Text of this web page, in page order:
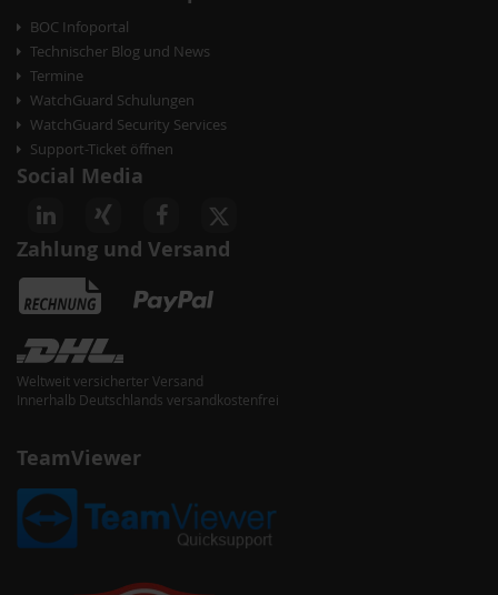
BOC Infoportal
Technischer Blog und News
Termine
WatchGuard Schulungen
WatchGuard Security Services
Support-Ticket öffnen
Social Media
Zahlung und Versand
Weltweit versicherter Versand
Innerhalb Deutschlands versandkostenfrei
TeamViewer